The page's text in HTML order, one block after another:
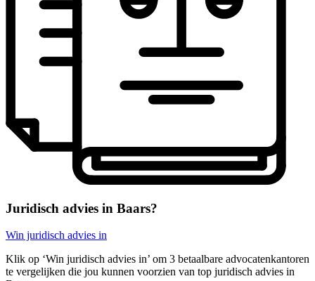
Juridisch advies in Baars?
Win juridisch advies in
Klik op ‘Win juridisch advies in’ om 3 betaalbare advocatenkantoren
te vergelijken die jou kunnen voorzien van top juridisch advies in